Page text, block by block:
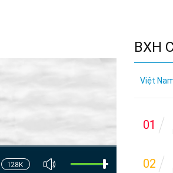
BXH
Việt
01
02